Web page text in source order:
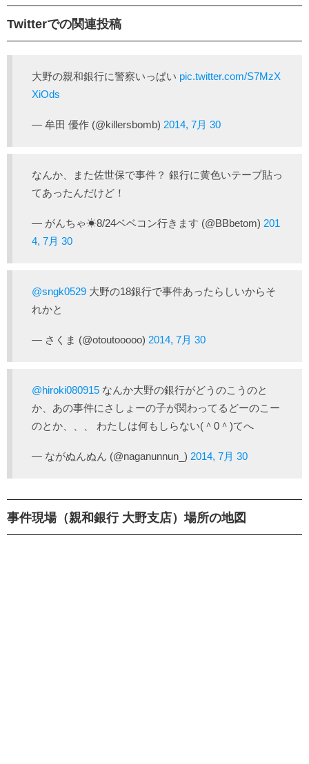
Twitterでの関連投稿
大野の親和銀行に警察いっぱい pic.twitter.com/S7MzX
XiOds
— 牟田 優作 (@killersbomb) 2014, 7月 30
なんか、また佐世保で事件？ 銀行に黄色いテープ貼っ
てあったんだけど！
— がんちゃ☀8/24ベベコン行きます (@BBbetom) 201
4, 7月 30
@sngk0529 大野の18銀行で事件あったらしいからそ
れかと
— さくま (@otoutooooo) 2014, 7月 30
@hiroki080915 なんか大野の銀行がどうのこうのと
か、あの事件にさしょーの子が関わってるどーのこー
のとか、、、 わたしは何もしらない(＾0＾)てへ
— ながぬんぬん (@naganunnun_) 2014, 7月 30
事件現場（親和銀行 大野支店）場所の地図